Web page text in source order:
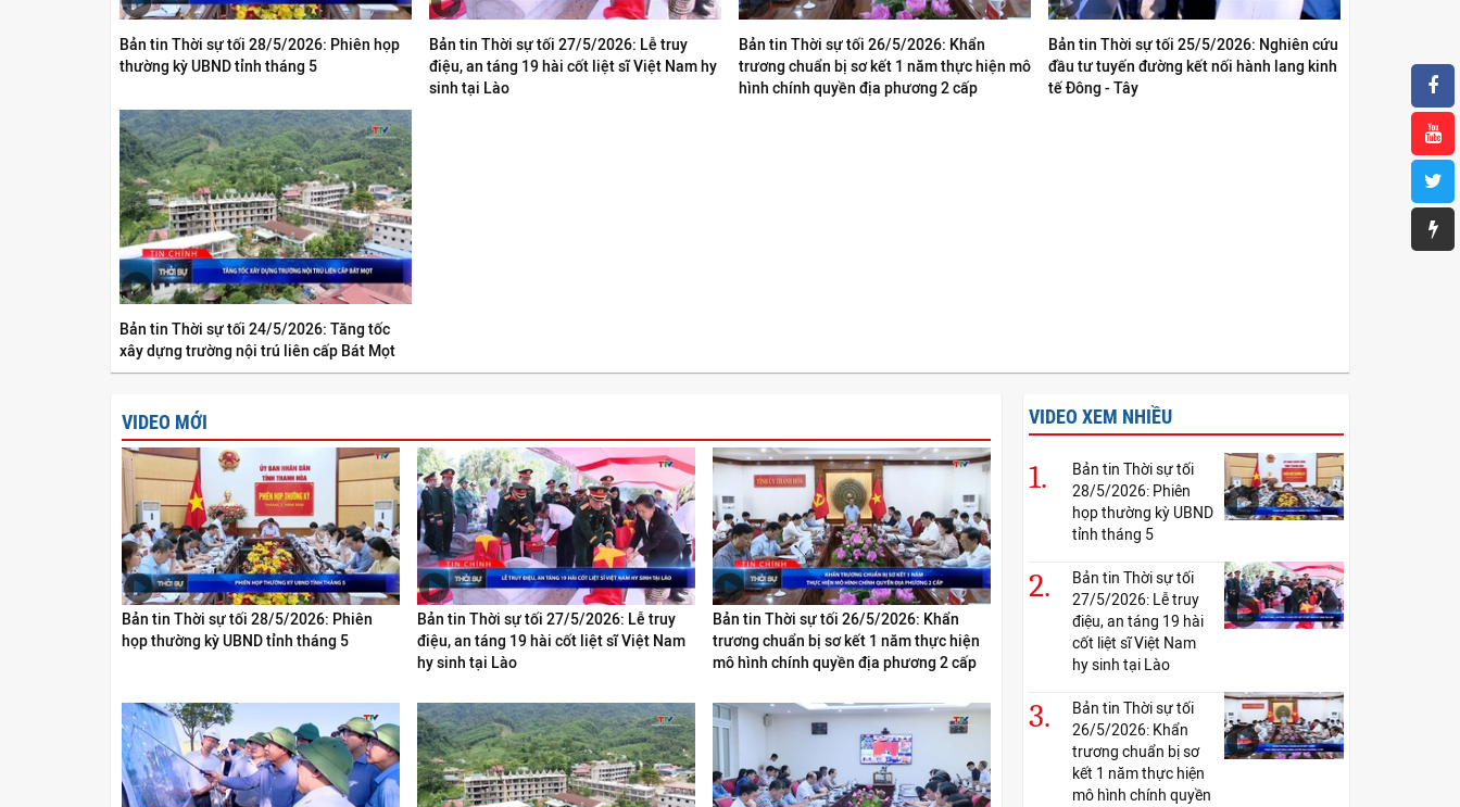
Bản tin Thời sự tối 28/5/2026: Phiên họp
thường kỳ UBND tỉnh tháng 5
Bản tin Thời sự tối 27/5/2026: Lễ truy
điệu, an táng 19 hài cốt liệt sĩ Việt Nam hy
sinh tại Lào
Bản tin Thời sự tối 26/5/2026: Khẩn
trương chuẩn bị sơ kết 1 năm thực hiện mô
hình chính quyền địa phương 2 cấp
Bản tin Thời sự tối 25/5/2026: Nghiên cứu
đầu tư tuyến đường kết nối hành lang kinh
tế Đông - Tây
Bản tin Thời sự tối 24/5/2026: Tăng tốc
xây dựng trường nội trú liên cấp Bát Mọt
VIDEO XEM NHIỀU
1.
Bản tin Thời sự tối
28/5/2026: Phiên
họp thường kỳ UBND
tỉnh tháng 5
2.
Bản tin Thời sự tối
27/5/2026: Lễ truy
điệu, an táng 19 hài
cốt liệt sĩ Việt Nam
hy sinh tại Lào
3.
Bản tin Thời sự tối
26/5/2026: Khẩn
trương chuẩn bị sơ
kết 1 năm thực hiện
mô hình chính quyền
VIDEO MỚI
Bản tin Thời sự tối 28/5/2026: Phiên
họp thường kỳ UBND tỉnh tháng 5
Bản tin Thời sự tối 27/5/2026: Lễ truy
điệu, an táng 19 hài cốt liệt sĩ Việt Nam
hy sinh tại Lào
Bản tin Thời sự tối 26/5/2026: Khẩn
trương chuẩn bị sơ kết 1 năm thực hiện
mô hình chính quyền địa phương 2 cấp